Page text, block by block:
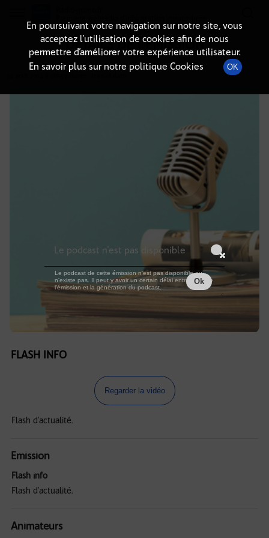
DÉTAILS DE L'ÉMISSION
FLASH INFO
Regarder la vidéo
Flash d'actualité.
Emission
Flash info
Flash d'actualité.
Animateurs
En poursuivant votre navigation sur notre site, vous
acceptez l’utilisation de cookies afin de nous
permettre d’améliorer votre expérience utilisateur.
En savoir plus sur notre politique Cookies
OK
Le podcast n'est pas disponible
Le podcast de cette émission n'est pas disponible ou
n'existe pas. Il peut y avoir un certain délai entre la fin de
l'émission et la génération du podcast.
Ok